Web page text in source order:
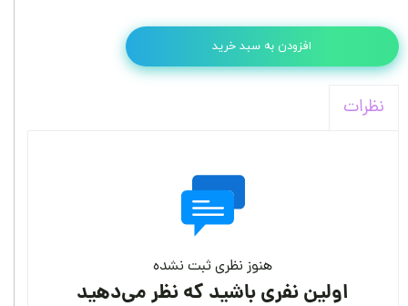
افزودن به سبد خرید
نظرات
هنوز نظری ثبت نشده
اولین نفری باشید که نظر می‌دهید